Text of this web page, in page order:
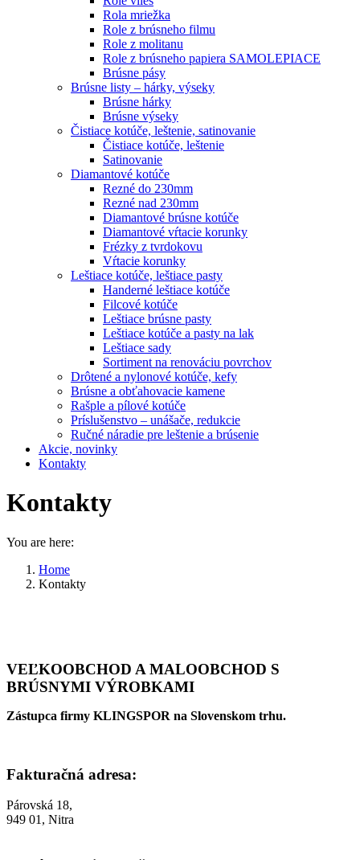
Rola mriežka
Role z brúsneho filmu
Role z molitanu
Role z brúsneho papiera SAMOLEPIACE
Brúsne pásy
Brúsne listy – hárky, výseky
Brúsne hárky
Brúsne výseky
Čistiace kotúče, leštenie, satinovanie
Čistiace kotúče, leštenie
Satinovanie
Diamantové kotúče
Rezné do 230mm
Rezné nad 230mm
Diamantové brúsne kotúče
Diamantové vŕtacie korunky
Frézky z tvrdokovu
Vŕtacie korunky
Leštiace kotúče, leštiace pasty
Handerné leštiace kotúče
Filcové kotúče
Leštiace brúsne pasty
Leštiace kotúče a pasty na lak
Leštiace sady
Sortiment na renováciu povrchov
Drôtené a nylonové kotúče, kefy
Brúsne a obťahovacie kamene
Rašple a pílové kotúče
Príslušenstvo – unášače, redukcie
Ručné náradie pre leštenie a brúsenie
Akcie, novinky
Kontakty
Kontakty
You are here:
Home
Kontakty
VEĽKOOBCHOD A MALOOBCHOD S
BRÚSNYMI VÝROBKAMI
Zástupca firmy KLINGSPOR na Slovenskom trhu.
Fakturačná adresa:
Párovská 18,
949 01, Nitra